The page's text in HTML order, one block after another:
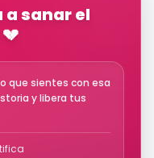
a sanar el
que sientes con esa
y libera tus